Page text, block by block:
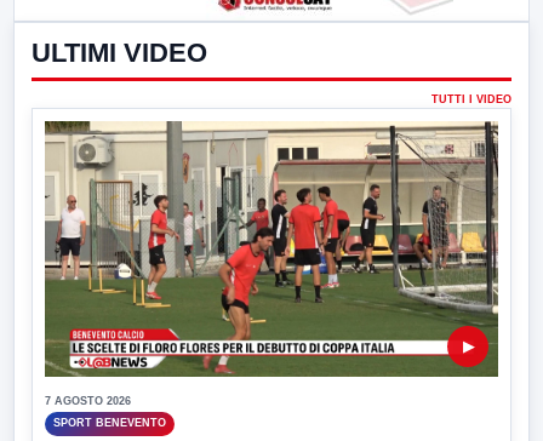
ULTIMI VIDEO
TUTTI I VIDEO
▶
7 AGOSTO 2026
SPORT BENEVENTO